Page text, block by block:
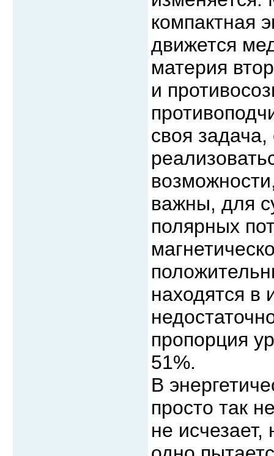
компактная
движется
материя
и
своя
важны, для
полярных
находятся в
пропорция
51%.
В
просто так
не исчезает,